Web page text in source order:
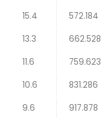
15.4
572.184
13.3
662.528
11.6
759.623
10.6
831.286
9.6
917.878